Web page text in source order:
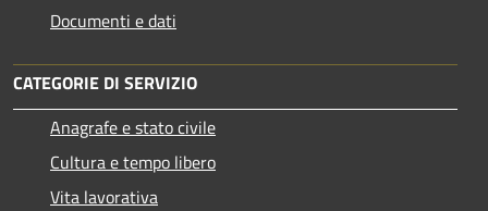
Documenti e dati
CATEGORIE DI SERVIZIO
Anagrafe e stato civile
Cultura e tempo libero
Vita lavorativa